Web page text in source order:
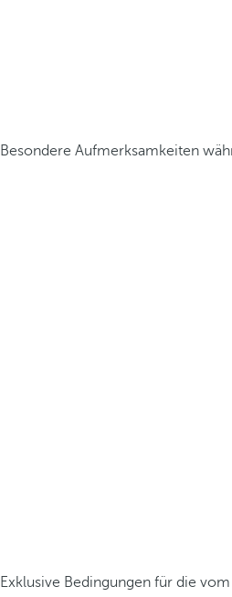
Besondere Aufmerksamkeiten
Exklusive Bedingungen für die